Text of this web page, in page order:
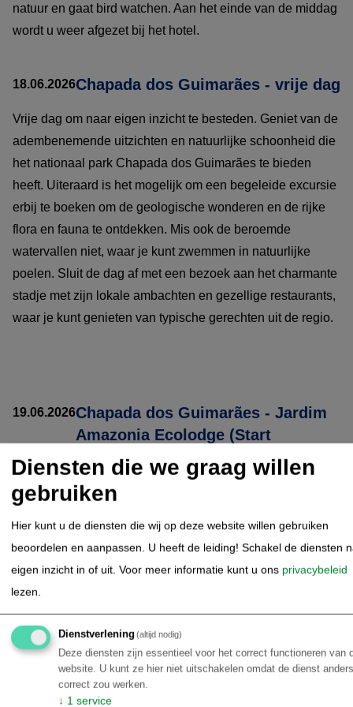
natuur en gaat bird watchen. Aan het einde van de middag
wordt u weer afgezet bij het hotel.
18.06.2026Chapada dos Guimarães - vrije dag
Vrije dag om naar eigen inzicht te besteden. Geniet van de
adembenemende uitzichten en natuurlijke schoonheid die
het nationaal park Chapada dos Guimarães te bieden
heeft. Uiteraard is het mogelijk om een begeleide excursie
erbij te boeken om de geologische wonderen en de rijke
flora en fauna te ontdekken. Mis ook de beroemde
watervallen niet, waar je kunt zwemmen in natuurlijke
poelen. Sluit de dag af met een bezoek aan het charmante
stadje met zijn lokale ambachten en gezellige restaurants,
waar je kunt genieten van typische gerechten uit de regio.
19.06.2026Chapada dos Guimarães - Jardim
Amazonia Ecolodge (Start
arrangement)
U wordt in de loop van de ochtend opgehaald door de
Vervolgens staat de transfer naar de lodge op het
programma. Na aankomst bij de lodge is er een korte
kennismakingstour rondom de lodge. Diner en
het kampvuur.
JARDIM AMAZONIA EEN OASE MET KRISTALHELDER
WATER IN DE ZUIDELIJKE AMAZONE
Diensten die we graag willen
gebruiken
Hier kunt u de diensten die wij op deze website willen gebruiken
beoordelen en aanpassen. U heeft de leiding! Schakel de diensten
eigen inzicht in of uit. Voor meer informatie kunt u ons privacybeleid
lezen.
Dienstverlening(altijd nodig)
Deze diensten zijn essentieel voor het correct functioneren van
website. U kunt ze hier niet uitschakelen omdat de dienst
correct zou werken.
↓ 1 service